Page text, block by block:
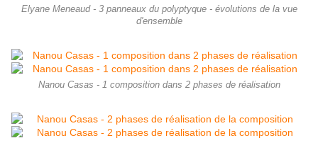
Elyane Meneaud - 3 panneaux du polyptyque - évolutions de la vue
d'ensemble
Nanou Casas - 1 composition dans 2 phases de réalisation